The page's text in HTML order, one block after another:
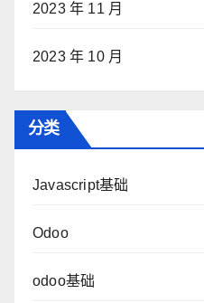
2023 年 11 月
2023 年 10 月
分类
Javascript基础
Odoo
odoo基础